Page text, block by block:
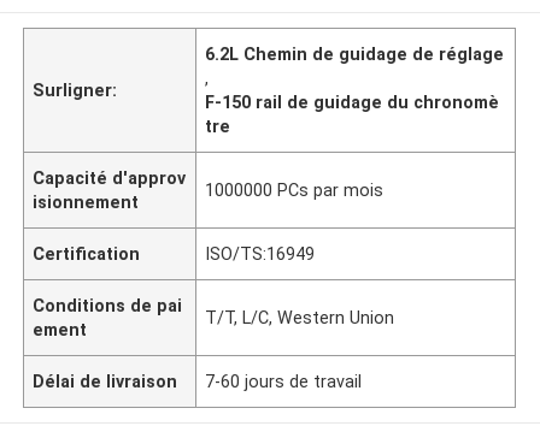
Surligner:
6.2L Chemin de guidage de réglage
,
F-150 rail de guidage du chronomè
tre
Capacité d'approv
isionnement
1000000 PCs par mois
Certification ISO/TS:16949
Conditions de pai
ement
T/T, L/C, Western Union
Délai de livraison 7-60 jours de travail